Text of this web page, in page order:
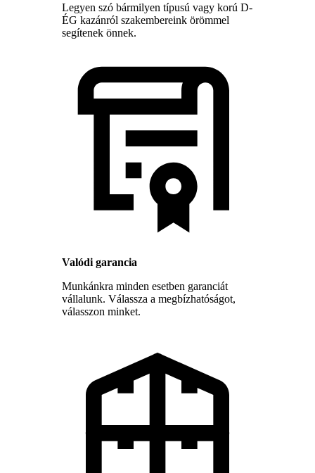
Legyen szó bármilyen típusú vagy korú D-
ÉG kazánról szakembereink örömmel
segítenek önnek.
Valódi garancia
Munkánkra minden esetben garanciát
vállalunk. Válassza a megbízhatóságot,
válasszon minket.